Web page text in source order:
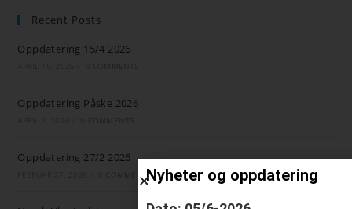
Recent Posts
Oppdatering 15/4 2026
Oppdatering Påske 2026
Oppdatering 27/2 2026
0 COMMENTSNyheter og oppdatering